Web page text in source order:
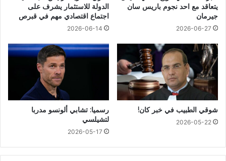
يتعاقد مع احد نجوم باريس سان
جيرمان
2026-06-27
الدولة للاستثمار يشرف على
اجتماع اقتصادي مهم في قبرص
2026-06-14
شوقي الطبيب في خبر كان!
2026-05-22
رسميا: تشابي ألونسو مدربا
لتشيلسي
2026-05-17